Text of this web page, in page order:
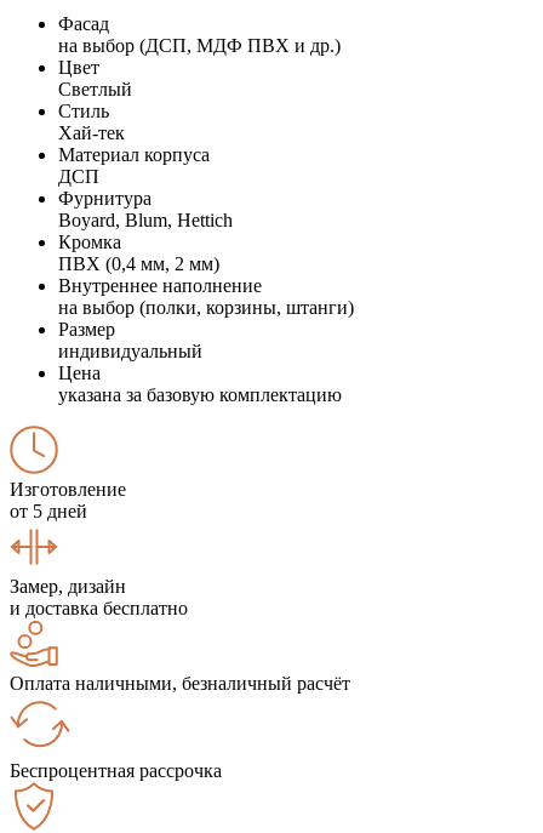
Фасад
на выбор (ДСП, МДФ ПВХ и др.)
Цвет
Светлый
Стиль
Хай-тек
Материал корпуса
ДСП
Фурнитура
Boyard, Blum, Hettich
Кромка
ПВХ (0,4 мм, 2 мм)
Внутреннее наполнение
на выбор (полки, корзины, штанги)
Размер
индивидуальный
Цена
указана за базовую комплектацию
Изготовление
от 5 дней
Замер, дизайн
и доставка бесплатно
Оплата наличными, безналичный расчёт
Беспроцентная рассрочка